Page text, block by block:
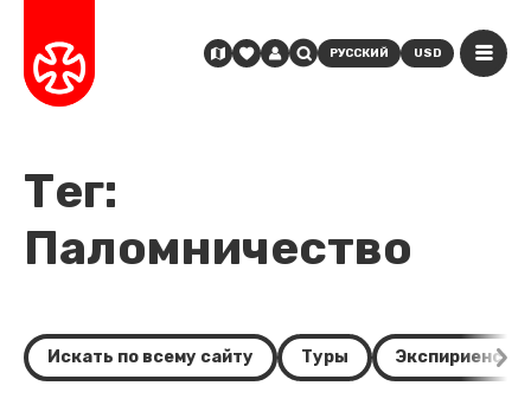
РУССКИЙ USD
Тег:
Паломничество
Искать по всему сайту Туры Экспириенсы